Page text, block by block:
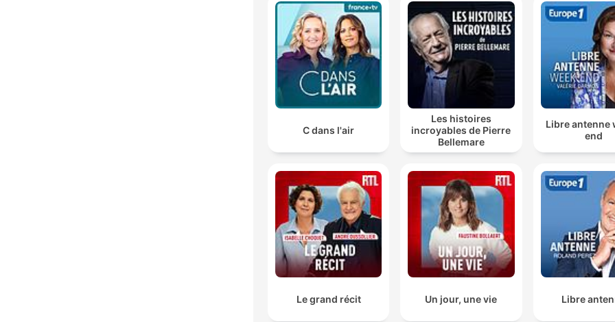
C dans l'air
Les histoires
incroyables de Pierre
Bellemare
Libre antenne
end
Le grand récit Un jour, une vie Libre